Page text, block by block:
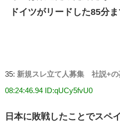
ドイツがリードした85分
35: 新規スレ立て人募集 社説+の
08:24:46.94 ID:qUCy5fvU0
日本に敗戦したことでスペ